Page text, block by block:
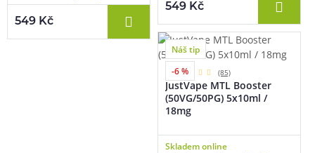
549 Kč
549 Kč
Náš tip
-6 %
(85)
JustVape MTL Booster
(50VG/50PG) 5x10ml /
18mg
Skladem online